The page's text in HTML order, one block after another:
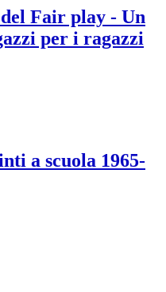
Fair play - Un
per i ragazzi
a scuola 1965-